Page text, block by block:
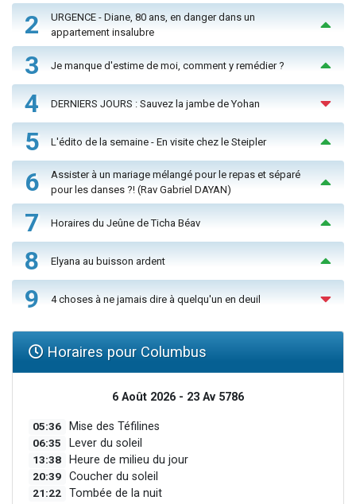
2
URGENCE - Diane, 80 ans, en danger dans un
appartement insalubre
3 Je manque d'estime de moi, comment y remédier ?
4 DERNIERS JOURS : Sauvez la jambe de Yohan
5 L'édito de la semaine - En visite chez le Steipler
6
Assister à un mariage mélangé pour le repas et séparé
pour les danses ?! (Rav Gabriel DAYAN)
7 Horaires du Jeûne de Ticha Béav
8 Elyana au buisson ardent
9 4 choses à ne jamais dire à quelqu'un en deuil
Horaires pour Columbus
6 Août 2026 - 23 Av 5786
05:36 Mise des Téfilines
06:35 Lever du soleil
13:38 Heure de milieu du jour
20:39 Coucher du soleil
21:22 Tombée de la nuit